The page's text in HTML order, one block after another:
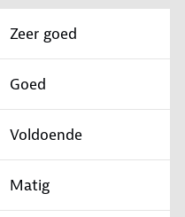
Zeer goed
Goed
Voldoende
Matig